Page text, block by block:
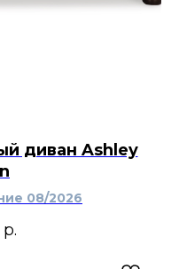
диван Ashley
08/2026
р.